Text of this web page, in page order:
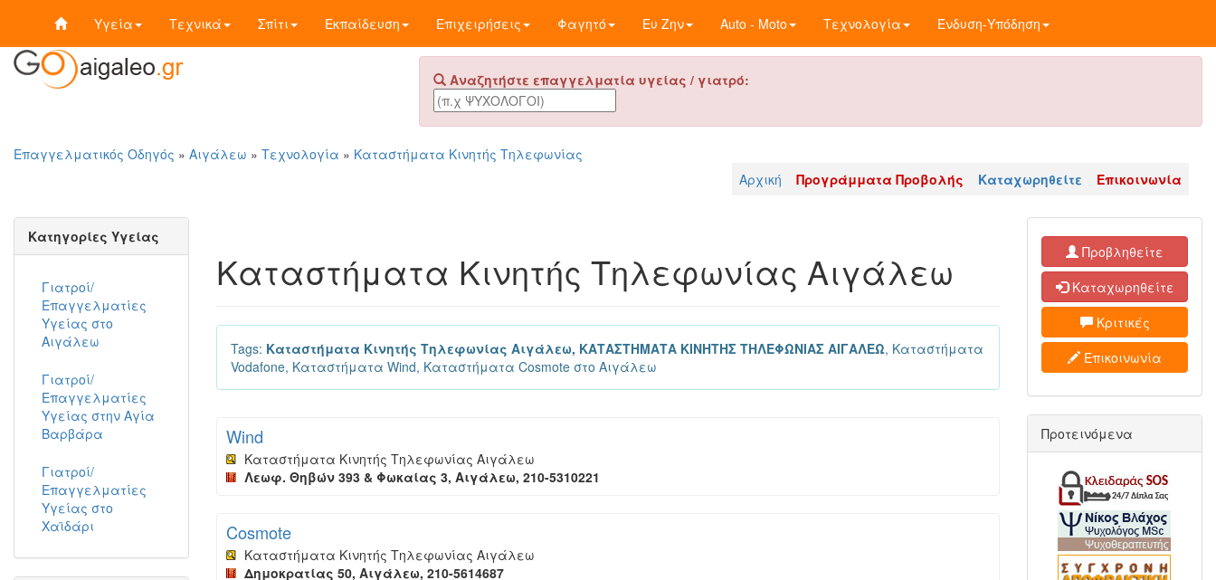
Υγεία Τεχνικά Σπίτι Εκπαίδευση Επιχειρήσεις Φαγητό Ευ Ζην Auto - Moto Τεχνολογία Ένδυση-Υπόδηση
Αναζητήστε επαγγελματία υγείας / γιατρό:
Επαγγελματικός Οδηγός » Αιγάλεω » Τεχνολογία » Καταστήματα Κινητής Τηλεφωνίας
Αρχική
Προγράμματα Προβολής Καταχωρηθείτε Επικοινωνία
Καταστήματα Κινητής Τηλεφωνίας Αιγάλεω
Tags: Καταστήματα Κινητής Τηλεφωνίας Αιγάλεω, ΚΑΤΑΣΤΗΜΑΤΑ ΚΙΝΗΤΗΣ ΤΗΛΕΦΩΝΙΑΣ ΑΙΓΑΛΕΩ, Καταστήματα
Vodafone, Καταστήματα Wind, Καταστήματα Cosmote στο Αιγάλεω
Wind
Καταστήματα Κινητής Τηλεφωνίας Αιγάλεω
Λεωφ. Θηβών 393 & Φωκαίας 3, Αιγάλεω, 210-5310221
Cosmote
Καταστήματα Κινητής Τηλεφωνίας Αιγάλεω
Δημοκρατίας 50, Αιγάλεω, 210-5614687
Κατηγορίες Υγείας
Γιατροί/
Επαγγελματίες
Υγείας στο
Αιγάλεω
Γιατροί/
Επαγγελματίες
Υγείας στην Αγία
Βαρβάρα
Γιατροί/
Επαγγελματίες
Υγείας στο
Χαϊδάρι
Προβληθείτε
Καταχωρηθείτε
Κριτικές
Επικοινωνία
Προτεινόμενα